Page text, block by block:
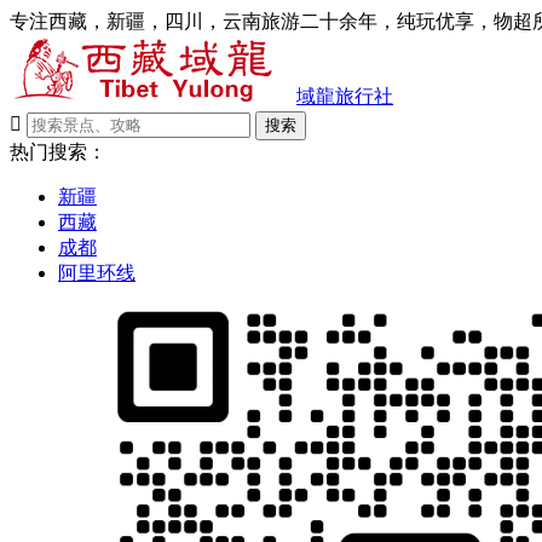
专注西藏，新疆，四川，云南旅游二十余年，纯玩优享，物超
域龍旅行社

搜索
热门搜索：
新疆
西藏
成都
阿里环线